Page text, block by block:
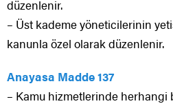
düzenlenir.
– Üst kademe yöneticilerinin
kanunla özel olarak düzenlenir.
Anayasa Madde 137
– Kamu hizmetlerinde herhangi